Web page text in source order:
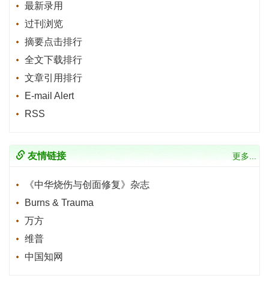
最新录用
过刊浏览
摘要点击排行
全文下载排行
文章引用排行
E-mail Alert
RSS
友情链接 更多...
《中华烧伤与创面修复》杂志
Burns & Trauma
万方
维普
中国知网